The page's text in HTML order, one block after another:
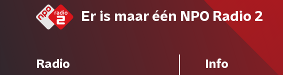
Er is maar één NPO Radio 2
Radio Info